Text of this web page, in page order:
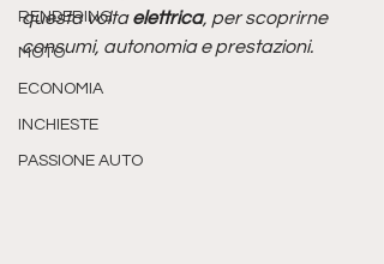
RENDERING
MOTO
ECONOMIA
INCHIESTE
PASSIONE AUTO
questa volta elettrica, per scoprirne
consumi, autonomia e prestazioni.